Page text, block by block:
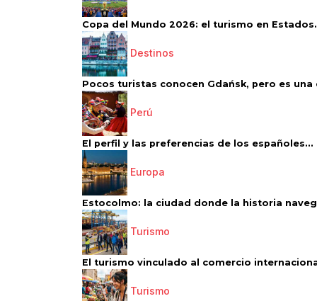
Copa del Mundo 2026: el turismo en
Destinos
Pocos turistas conocen Gdańsk, pero es una
Perú
El perfil y las preferencias de los españoles...
Europa
Estocolmo: la ciudad donde la historia
Turismo
El turismo vinculado al comercio
Turismo